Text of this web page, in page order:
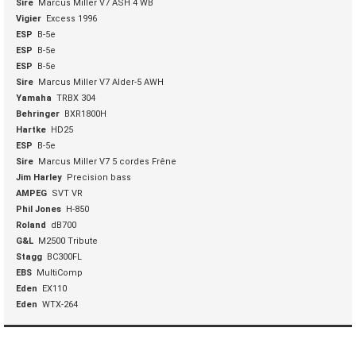
Sire Marcus Miller V7 ASH 4 WB
Vigier Excess 1996
ESP
B-5e
ESP
B-5e
ESP
B-5e
Sire Marcus Miller V7 Alder-5 AWH
Yamaha TRBX 304
Behringer BXR1800H
Hartke HD25
ESP
B-5e
Sire Marcus Miller V7 5 cordes Frêne
Jim Harley Precision bass
AMPEG SVT VR
Phil Jones H-850
Roland
dB700
G&L M2500 Tribute
Stagg BC300FL
EBS MultiComp
Eden
EX110
Eden WTX-264